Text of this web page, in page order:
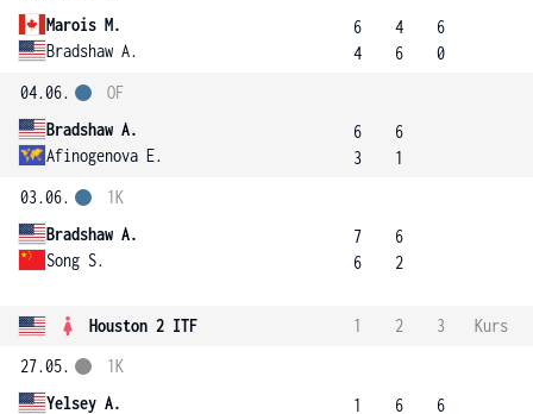
Marois M.
Bradshaw A.
6
4
4
6
6
0
04.06.
Bradshaw A.
Afinogenova E.
OF
6
3
6
1
03.06.
Bradshaw A.
Song S.
1K
7
6
6
2
Houston 2 ITF 1 2 3
Kurs
27.05.
Yelsey A.
1K
1
6
6